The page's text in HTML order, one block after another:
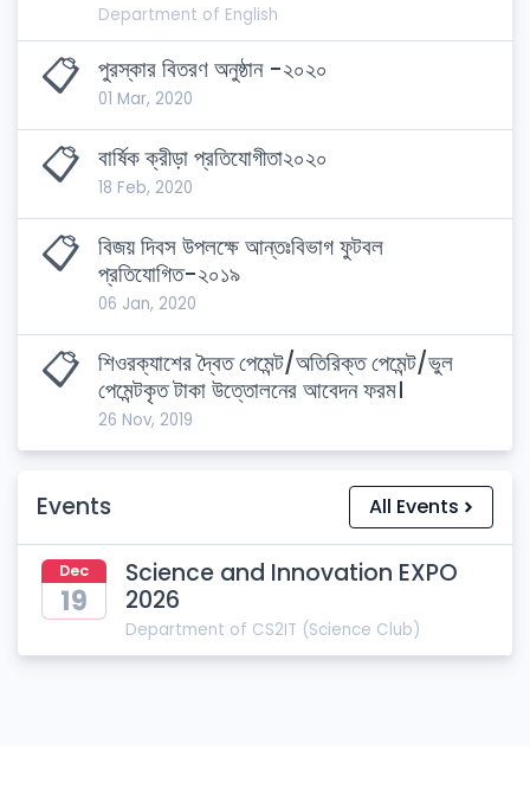
Department of English
📋️ পুরস্কার বিতরণ অনুষ্ঠান -২০২০
01 Mar, 2020
📋️ বার্ষিক ক্রীড়া প্রতিযোগীতা২০২০
18 Feb, 2020
📋️ বিজয় দিবস উপলক্ষে আন্তঃবিভাগ ফুটবল
প্রতিযোগিত-২০১৯
06 Jan, 2020
📋️ শিওরক্যাশের দ্বৈত পেমেন্ট/অতিরিক্ত পেমেন্ট/ভুল
পেমেন্টকৃত টাকা উত্তোলনের আবেদন ফরম।
26 Nov, 2019
Events All Events
Dec
19
Science and Innovation EXPO
2026
Department of CS2IT (Science Club)